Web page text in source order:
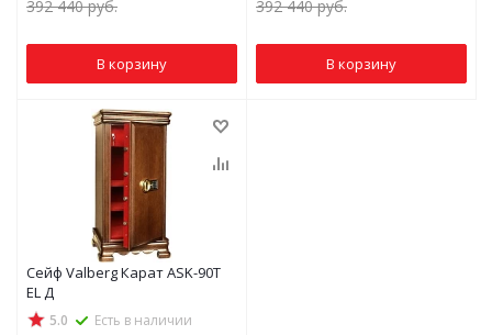
392 440руб.
В корзину
392 440руб.
В корзину
Сейф Valberg Карат ASK-90Т
EL Д
5.0 Есть в наличии